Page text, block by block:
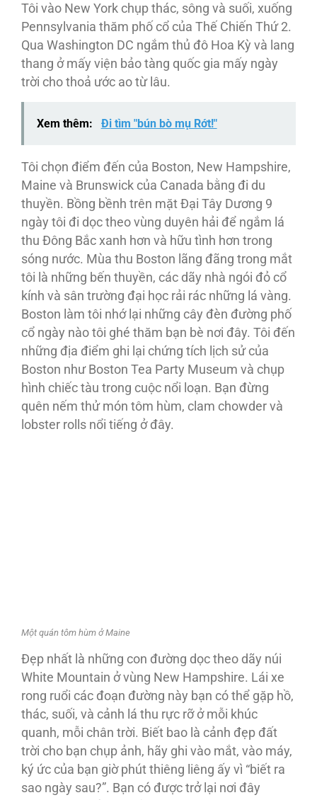
Tôi vào New York chụp thác, sông và suối, xuống
Pennsylvania thăm phố cổ của Thế Chiến Thứ 2.
Qua Washington DC ngắm thủ đô Hoa Kỳ và lang
thang ở mấy viện bảo tàng quốc gia mấy ngày
trời cho thoả ước ao từ lâu.
Xem thêm: Đi tìm "bún bò mụ Rớt!"
Tôi chọn điểm đến của Boston, New Hampshire,
Maine và Brunswick của Canada bằng đi du
thuyền. Bồng bềnh trên mặt Ðại Tây Dương 9
ngày tôi đi dọc theo vùng duyên hải để ngắm lá
thu Ðông Bắc xanh hơn và hữu tình hơn trong
sóng nước. Mùa thu Boston lãng đãng trong mắt
tôi là những bến thuyền, các dãy nhà ngói đỏ cổ
kính và sân trường đại học rải rác những lá vàng.
Boston làm tôi nhớ lại những cây đèn đường phố
cổ ngày nào tôi ghé thăm bạn bè nơi đây. Tôi đến
những địa điểm ghi lại chứng tích lịch sử của
Boston như Boston Tea Party Museum và chụp
hình chiếc tàu trong cuộc nổi loạn. Bạn đừng
quên nếm thử món tôm hùm, clam chowder và
lobster rolls nổi tiếng ở đây.
Một quán tôm hùm ở Maine
Ðẹp nhất là những con đường dọc theo dãy núi
White Mountain ở vùng New Hampshire. Lái xe
rong ruổi các đoạn đường này bạn có thể gặp hồ,
thác, suối, và cảnh lá thu rực rỡ ở mỗi khúc
quanh, mỗi chân trời. Biết bao là cảnh đẹp đất
trời cho bạn chụp ảnh, hãy ghi vào mắt, vào máy,
ký ức của bạn giờ phút thiêng liêng ấy vì “biết ra
sao ngày sau?”. Bạn có được trở lại nơi đây